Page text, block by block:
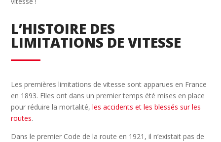
L’HISTOIRE DES
LIMITATIONS DE VITESSE
Les premières limitations de vitesse sont apparues en France
en 1893. Elles ont dans un premier temps été mises en place
pour réduire la mortalité,les accidents et les blessés sur les
routes.
Dans le premier Code de la route en 1921, il n’existait pas de